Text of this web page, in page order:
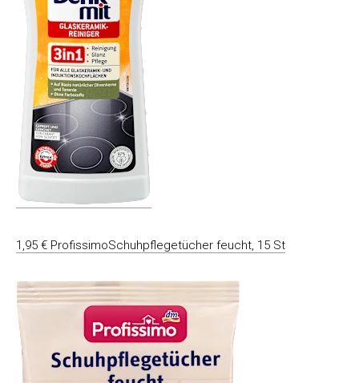
1,95 € ProfissimoSchuhpflegetücher feucht, 15 St